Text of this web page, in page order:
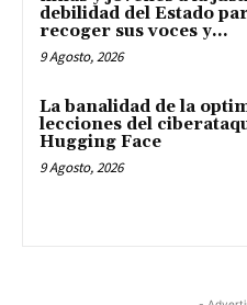
debilidad del Estado
recoger sus voces y...
9 Agosto, 2026
La banalidad de la
lecciones del
Hugging Face
9 Agosto, 2026